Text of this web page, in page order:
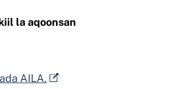
la aqoonsan
AILA.